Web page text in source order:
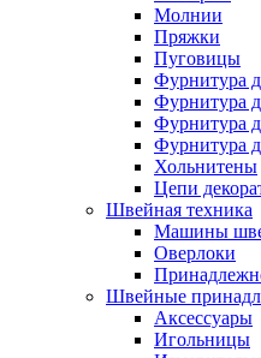
Молнии
Пряжки
Пуговицы
Фурнитура
Фурнитура
Фурнитура
Фурнитура
Хольнитены
Цепи
Швейная техника
Машины
Оверлоки
Швейные
Аксессуары
Игольницы